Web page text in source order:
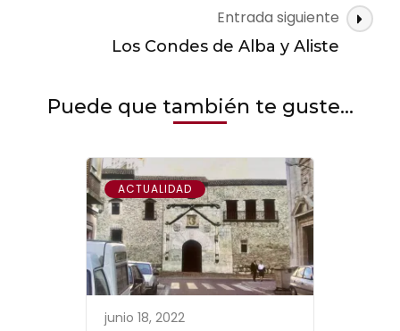
Entrada siguiente
Los Condes de Alba y Aliste
Puede que también te guste...
ACTUALIDAD
junio 18, 2022